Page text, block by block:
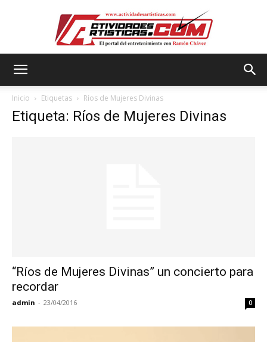
Inicio Etiquetas Ríos de Mujeres Divinas
Etiqueta: Ríos de Mujeres Divinas
“Ríos de Mujeres Divinas” un concierto para
recordar
admin - 23/04/2016 0